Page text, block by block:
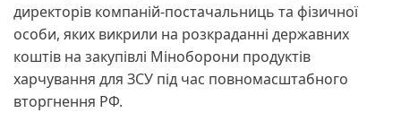
директорів компаній-постачальниць та фізичної
особи, яких викрили на розкраданні державних
коштів на закупівлі Міноборони продуктів
харчування для ЗСУ під час повномасштабного
вторгнення РФ.